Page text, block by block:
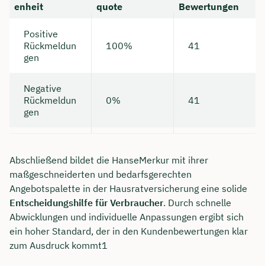
enheit
quote
Bewertungen
Positive
Rückmeldun
gen
100% 41
Negative
Rückmeldun
gen
0% 41
Abschließend bildet die HanseMerkur mit ihrer
maßgeschneiderten und bedarfsgerechten
Angebotspalette in der Hausratversicherung eine solide
Entscheidungshilfe für Verbraucher. Durch schnelle
Abwicklungen und individuelle Anpassungen ergibt sich
ein hoher Standard, der in den Kundenbewertungen klar
zum Ausdruck kommt1